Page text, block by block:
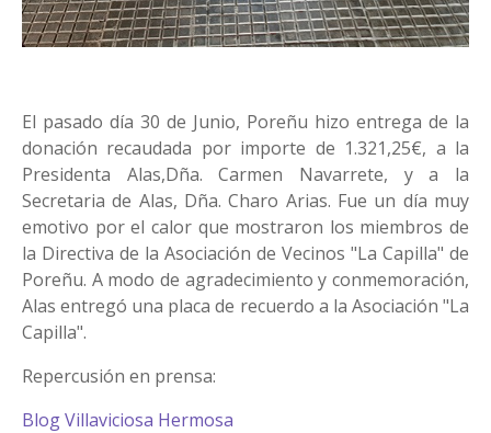
El pasado día 30 de Junio, Poreñu hizo entrega de la
donación recaudada por importe de 1.321,25€, a la
Presidenta Alas,Dña. Carmen Navarrete, y a la
Secretaria de Alas, Dña. Charo Arias. Fue un día muy
emotivo por el calor que mostraron los miembros de
la Directiva de la Asociación de Vecinos "La Capilla" de
Poreñu. A modo de agradecimiento y conmemoración,
Alas entregó una placa de recuerdo a la Asociación "La
Capilla".
Repercusión en prensa:
Blog Villaviciosa Hermosa